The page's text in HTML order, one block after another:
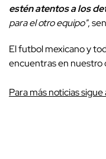
estén atentos a los
para el otro equipo",
El futbol mexicano y
encuentras en nuestro
Para más noticias sigue